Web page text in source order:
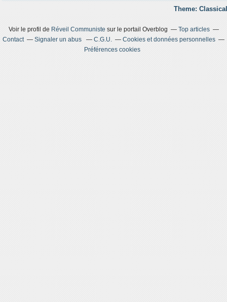
Theme:
Voir le profil de Réveil Communiste sur le portail Overblog
Top articles
Contact
Signaler un abus C.G.U.
Cookies et données personnelles
Préférences cookies